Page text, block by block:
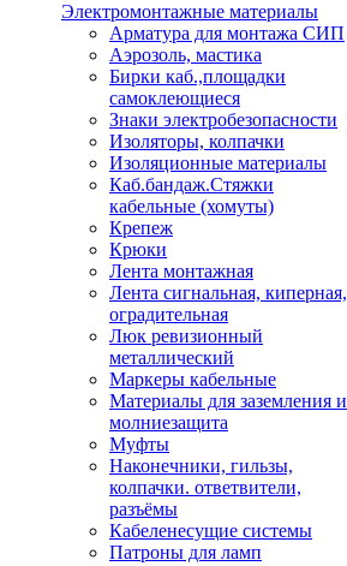
Электромонтажные материалы
Арматура для монтажа СИП
Аэрозоль, мастика
Бирки каб.,площадки
самоклеющиеся
Знаки электробезопасности
Изоляторы, колпачки
Изоляционные материалы
Каб.бандаж.Стяжки
кабельные (хомуты)
Крепеж
Крюки
Лента монтажная
Лента сигнальная, киперная,
оградительная
Люк ревизионный
металлический
Маркеры кабельные
Материалы для заземления и
молниезащита
Муфты
Наконечники, гильзы,
колпачки. ответвители,
разъёмы
Кабеленесущие системы
Патроны для ламп